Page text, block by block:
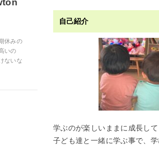
休みの
いの
ないな
自己紹介
学ぶのが楽しいままに成長して
子ども達と一緒に学ぶ事で、